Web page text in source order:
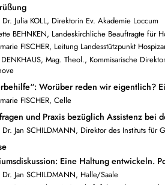
Dr. Julia KOLL, Direktorin Ev. Akademie Loccum
BEHNKEN, Landeskirchliche Beauftragte für
FISCHER, Leitung Landesstützpunkt
DENKHAUS, Mag. Theol., Kommisarische
Worüber reden wir eigentlich?
FISCHER, Celle
und Praxis bezüglich Assistenz bei
Dr. Jan SCHILDMANN, Direktor des Instituts für
Eine Haltung entwickeln.
Dr. Jan SCHILDMANN, Halle/Saale